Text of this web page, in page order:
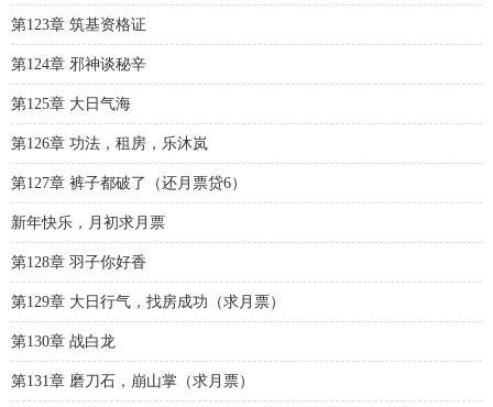
第123章 筑基资格证
第124章 邪神谈秘辛
第125章 大日气海
第126章 功法，租房，乐沐岚
第127章 裤子都破了（还月票贷6）
新年快乐，月初求月票
第128章 羽子你好香
第129章 大日行气，找房成功（求月票）
第130章 战白龙
第131章 磨刀石，崩山掌（求月票）